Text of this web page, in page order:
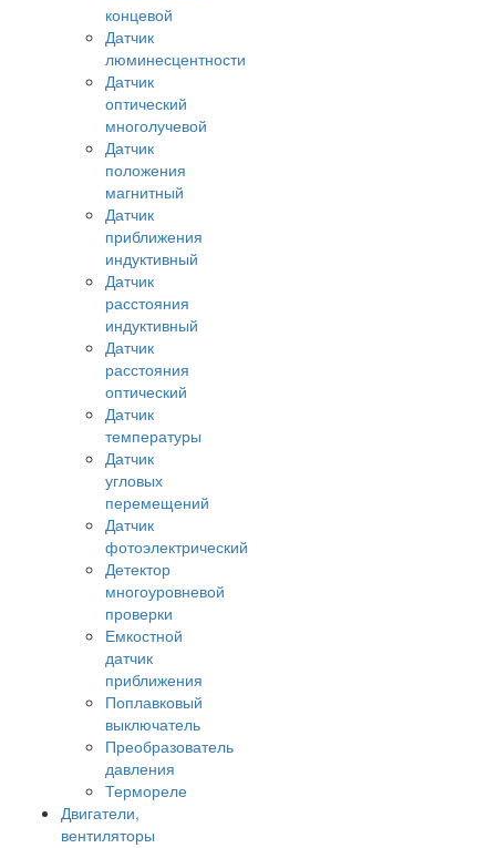
концевой
Датчик
люминесцентности
Датчик
оптический
многолучевой
Датчик
положения
магнитный
Датчик
приближения
индуктивный
Датчик
расстояния
индуктивный
Датчик
расстояния
оптический
Датчик
температуры
Датчик
угловых
перемещений
Датчик
фотоэлектрический
Детектор
многоуровневой
проверки
Емкостной
датчик
приближения
Поплавковый
выключатель
Преобразователь
давления
Термореле
Двигатели,
вентиляторы